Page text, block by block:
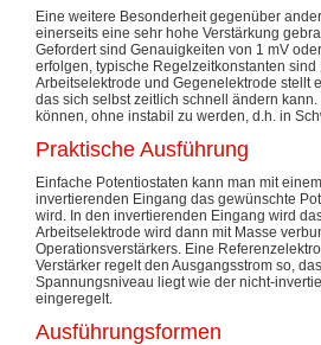
Eine weitere Besonderheit gegenüber
einerseits eine sehr hohe Verstärkung
Gefordert sind Genauigkeiten von 1 mV
erfolgen, typische Regelzeitkonstanten
Arbeitselektrode und Gegenelektrode stellt
das sich selbst zeitlich schnell ändern
können, ohne instabil zu werden, d.h. in
Praktische Ausführung
Einfache Potentiostaten kann man mit
invertierenden Eingang das gewünschte
wird. In den invertierenden Eingang wird
Arbeitselektrode wird dann mit Masse
Operationsverstärkers. Eine
Verstärker regelt den Ausgangsstrom so,
Spannungsniveau liegt wie der nicht-
eingeregelt.
Ausführungsformen